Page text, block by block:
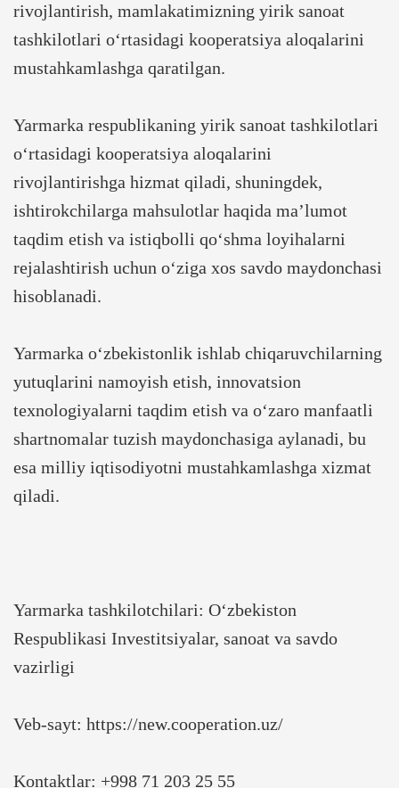
rivojlantirish, mamlakatimizning yirik sanoat
tashkilotlari o‘rtasidagi kooperatsiya aloqalarini
mustahkamlashga qaratilgan.
Yarmarka respublikaning yirik sanoat tashkilotlari
o‘rtasidagi kooperatsiya aloqalarini
rivojlantirishga hizmat qiladi, shuningdek,
ishtirokchilarga mahsulotlar haqida ma’lumot
taqdim etish va istiqbolli qo‘shma loyihalarni
rejalashtirish uchun o‘ziga xos savdo maydonchasi
hisoblanadi.
Yarmarka o‘zbekistonlik ishlab chiqaruvchilarning
yutuqlarini namoyish etish, innovatsion
texnologiyalarni taqdim etish va o‘zaro manfaatli
shartnomalar tuzish maydonchasiga aylanadi, bu
esa milliy iqtisodiyotni mustahkamlashga xizmat
qiladi.
Yarmarka tashkilotchilari: O‘zbekiston
Respublikasi Investitsiyalar, sanoat va savdo
vazirligi
Veb-sayt: https://new.cooperation.uz/
Kontaktlar: +998 71 203 25 55